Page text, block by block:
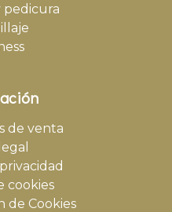
pedicura
de venta
cookies
de Cookies